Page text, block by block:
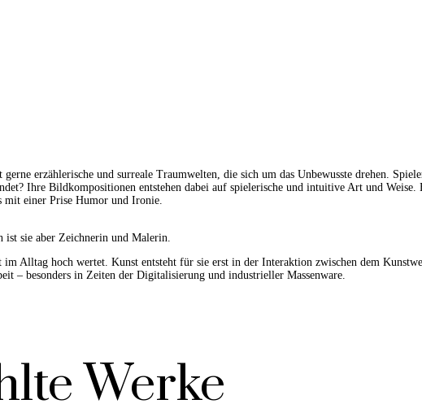
erzählerische und surreale Traumwelten, die sich um das Unbewusste drehen.
Ihre Bildkompositionen entstehen dabei auf spielerische und intuitive Art und
mit einer Prise Humor und Ironie.
ist sie aber Zeichnerin und Malerin.
Alltag hoch wertet. Kunst entsteht für sie erst in der Interaktion zwischen dem
– besonders in Zeiten der Digitalisierung und industrieller Massenware.
Werke